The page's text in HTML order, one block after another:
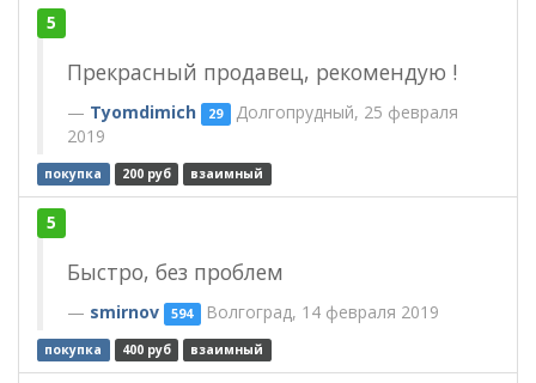
5
Прекрасный продавец, рекомендую !
Tyomdimich 29 Долгопрудный, 25 февраля
2019
покупка 200 руб взаимный
5
Быстро, без проблем
smirnov 594 Волгоград, 14 февраля 2019
покупка 400 руб взаимный